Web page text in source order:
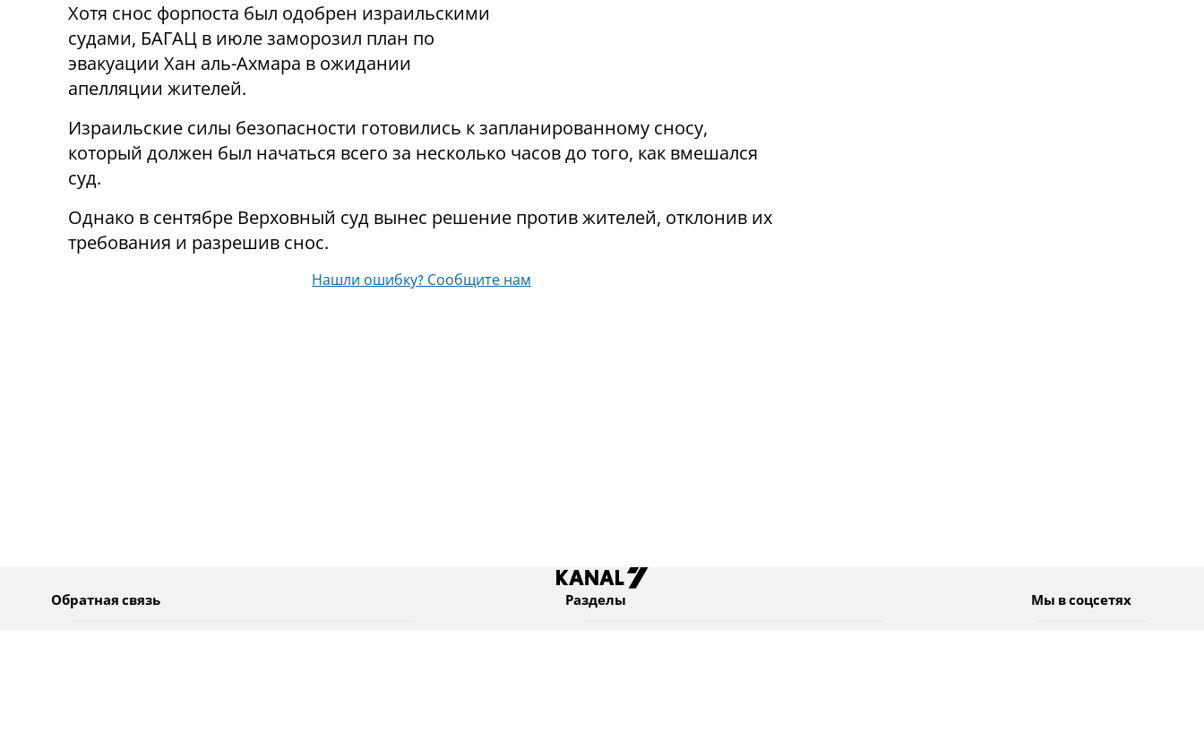
Хотя снос форпоста был одобрен израильскими
судами, БАГАЦ в июле заморозил план по
эвакуации Хан аль-Ахмара в ожидании
апелляции жителей.
Израильские силы безопасности готовились к запланированному сносу,
который должен был начаться всего за несколько часов до того, как вмешался
суд.
Однако в сентябре Верховный суд вынес решение против жителей, отклонив их
требования и разрешив снос.
Нашли ошибку? Сообщите нам
Обратная связь Разделы Мы в соцсетях